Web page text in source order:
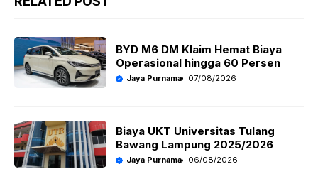
s
A
p
b
o
o
k
r
a
m
BYD M6 DM Klaim Hemat Biaya
Operasional hingga 60 Persen
Jaya Purnama 07/08/2026
Biaya UKT Universitas Tulang
Bawang Lampung 2025/2026
Jaya Purnama 06/08/2026